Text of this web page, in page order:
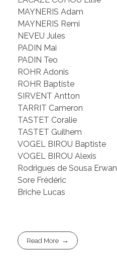
MAYNERIS Adam
MAYNERIS Remi
NEVEU Jules
PADIN Mai
PADIN Teo
ROHR Adonis
ROHR Baptiste
SIRVENT Antton
TARRIT Cameron
TASTET Coralie
TASTET Guilhem
VOGEL BIROU Baptiste
VOGEL BIROU Alexis
Rodrigues de Sousa Erwan
Sore Frédéric
Briche Lucas
Read More